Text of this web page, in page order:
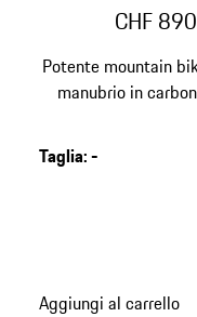
CHF
Potente mountain
manubrio in
Sviluppata in
telaio di Studio F.A.
Taglia:-
Aggiungi al carrello